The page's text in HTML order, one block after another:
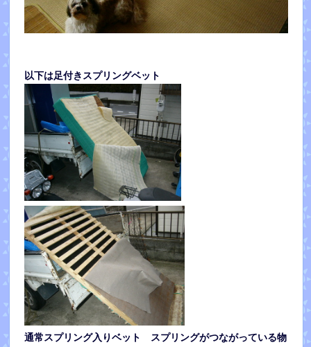
以下は足付きスプリングベット
通常スプリング入りベット スプリングがつながっている物